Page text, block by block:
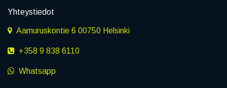
Yhteystiedot
Aamuruskontie 6 00750 Helsinki
+358 9 838 6110
Whatsapp